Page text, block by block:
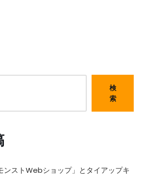
検
索
ンストWebショップ」とタイアップキ